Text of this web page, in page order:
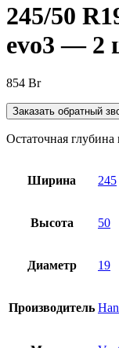
245/50
evo3 — 2
854 Br
Заказать обратный
Остаточная
Ширина 245
Высота 50
Диаметр 19
Производитель